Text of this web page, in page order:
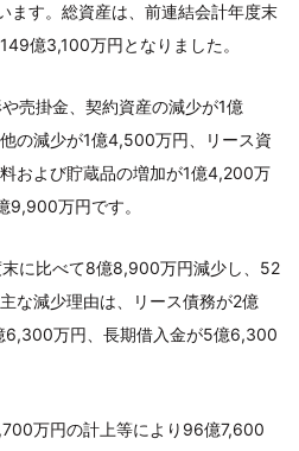
ます。総資産は、前連結会計年度末
億3,100万円となりました。
売掛金、契約資産の減少が1億
の減少が1億4,500万円、リース資
および貯蔵品の増加が1億4,200万
9,900万円です。
に比べて8億8,900万円減少し、52
な減少理由は、リース債務が2億
6,300万円、長期借入金が5億6,300
万円の計上等により96億7,600